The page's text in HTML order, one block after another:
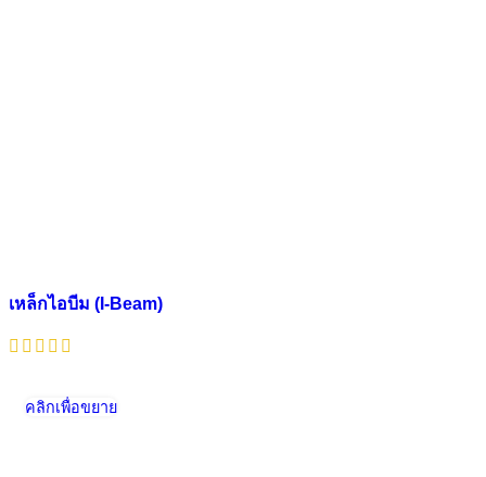
คลิกเพื่อขยาย
เหล็กไอบีม (I-Beam)